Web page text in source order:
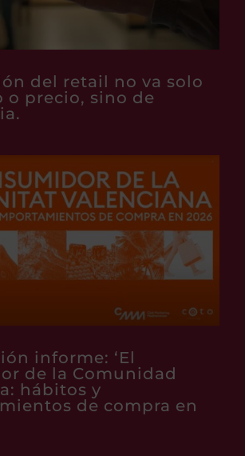
del retail no va solo
o precio, sino de
informe: ‘El
de la Comunidad
hábitos y
de compra en